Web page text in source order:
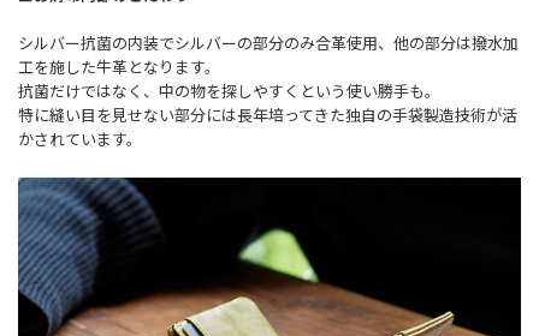
シルバー抗菌の内装でシルバーの部分のみ合革使用、他の部分は撥水加
工を施した牛革となります。
抗菌だけではなく、中の物を探しやすくという使い勝手も。
特に縫い目を見せない部分には長年培ってきた独自の手袋製造技術が活
かされています。